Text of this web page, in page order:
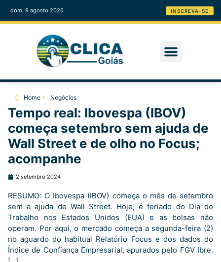
dom, 9 agosto 2026 INSCREVA-SE
Home Negócios
Tempo real: Ibovespa (IBOV)
começa setembro sem ajuda de
Wall Street e de olho no Focus;
acompanhe
2 setembro 2024
RESUMO: O Ibovespa (IBOV) começa o mês de setembro
sem a ajuda de Wall Street. Hoje, é feriado do Dia do
Trabalho nos Estados Unidos (EUA) e as bolsas não
operam. Por aqui, o mercado começa a segunda-feira (2)
no aguardo do habitual Relatório Focus e dos dados do
Índice de Confiança Empresarial, apurados pelo FGV Ibre.